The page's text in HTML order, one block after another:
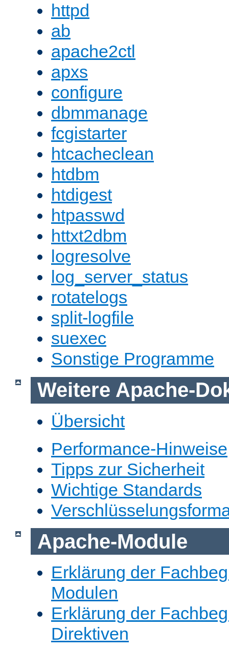
httpd
ab
apache2ctl
apxs
configure
dbmmanage
fcgistarter
htcacheclean
htdbm
htdigest
htpasswd
httxt2dbm
logresolve
log_server_status
rotatelogs
split-logfile
suexec
Sonstige Programme
Weitere Apache-
Übersicht
Performance-Hinweise
Tipps zur Sicherheit
Wichtige Standards
Apache-Module
Erklärung der
Modulen
Erklärung der
Direktiven